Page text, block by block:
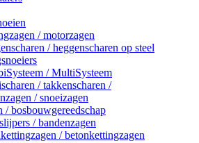
/ motorzagen
/ heggenscharen op steel
/ MultiSysteem
/ takkenscharen /
/ snoeizagen
/ bosbouwgereedschap
/ bandenzagen
/ betonkettingzagen